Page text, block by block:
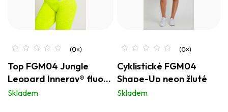
Top FGM04 Jungle
Leopard Innergy® fluo
žlutý
Skladem
Cyklistické FGM04
Shape-Up neon žluté
Skladem